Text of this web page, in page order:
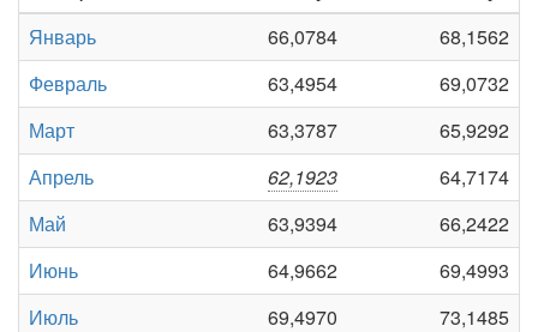
Январь 66,0784
68,1562
Февраль
63,4954
69,0732
Март
63,3787
65,9292
Апрель
62,1923
64,7174
Май
63,9394
66,2422
Июнь
64,9662
69,4993
Июль
69,4970
73,1485